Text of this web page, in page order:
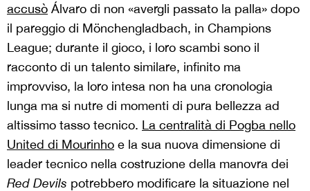
accusò Álvaro di non «avergli passato la palla» dopo
il pareggio di Mönchengladbach, in Champions
League; durante il gioco, i loro scambi sono il
racconto di un talento similare, infinito ma
improvviso, la loro intesa non ha una cronologia
lunga ma si nutre di momenti di pura bellezza ad
altissimo tasso tecnico. La centralità di Pogba nello
United di Mourinho e la sua nuova dimensione di
leader tecnico nella costruzione della manovra dei
Red Devils potrebbero modificare la situazione nel